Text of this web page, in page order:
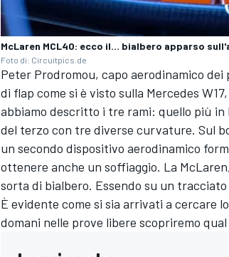
ENDURANCE/GT
McLaren MCL40: ecco il... bialbero apparso
Foto di: Circuitpics.de
Peter Prodromou, capo aerodinamico
di flap come si è visto sulla Mercedes
abbiamo descritto i tre rami: quello più in
del terzo con tre diverse curvature. Sul
un secondo dispositivo aerodinamico
ottenere anche un soffiaggio. La
sorta di bialbero. Essendo su un
È evidente come si sia arrivati a cercare
domani nelle prove libere scopriremo